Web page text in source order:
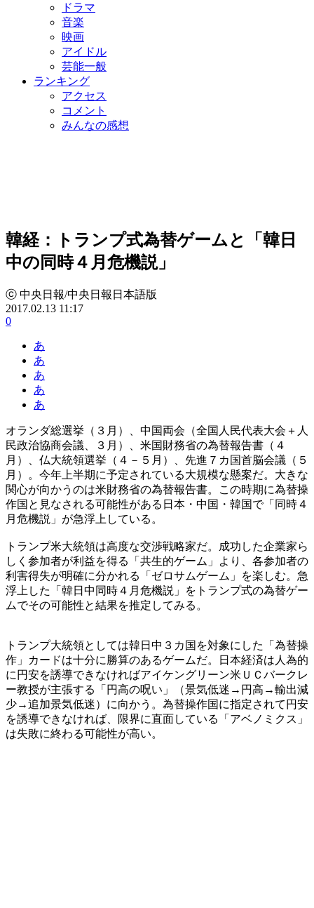
ドラマ
音楽
映画
アイドル
芸能一般
ランキング
アクセス
コメント
みんなの感想
韓経：トランプ式為替ゲームと「韓日
中の同時４月危機説」
ⓒ 中央日報/中央日報日本語版
2017.02.13 11:17
0
あ
あ
あ
あ
あ
オランダ総選挙（３月）、中国両会（全国人民代表大会＋人
民政治協商会議、３月）、米国財務省の為替報告書（４
月）、仏大統領選挙（４－５月）、先進７カ国首脳会議（５
月）。今年上半期に予定されている大規模な懸案だ。大きな
関心が向かうのは米財務省の為替報告書。この時期に為替操
作国と見なされる可能性がある日本・中国・韓国で「同時４
月危機説」が急浮上している。
トランプ米大統領は高度な交渉戦略家だ。成功した企業家ら
しく参加者が利益を得る「共生的ゲーム」より、各参加者の
利害得失が明確に分かれる「ゼロサムゲーム」を楽しむ。急
浮上した「韓日中同時４月危機説」をトランプ式の為替ゲー
ムでその可能性と結果を推定してみる。
トランプ大統領としては韓日中３カ国を対象にした「為替操
作」カードは十分に勝算のあるゲームだ。日本経済は人為的
に円安を誘導できなければアイケングリーン米ＵＣバークレ
ー教授が主張する「円高の呪い」（景気低迷→円高→輸出減
少→追加景気低迷）に向かう。為替操作国に指定されて円安
を誘導できなければ、限界に直面している「アベノミクス」
は失敗に終わる可能性が高い。